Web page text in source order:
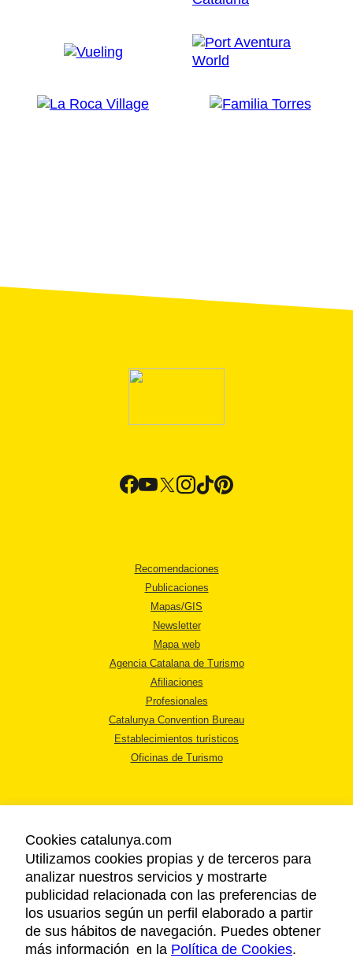
Recomendaciones
Publicaciones
Mapas/GIS
Newsletter
Mapa web
Agencia Catalana de Turismo
Afiliaciones
Profesionales
Catalunya Convention Bureau
Establecimientos turísticos
Oficinas de Turismo
AVISO LEGAL
POLÍTICA DE PRIVACIDAD
COOKIES
ACCESSIBILIDAD
Cookies catalunya.com
Utilizamos cookies propias y de terceros para
analizar nuestros servicios y mostrarte
publicidad relacionada con las preferencias de
los usuarios según un perfil elaborado a partir
de sus hábitos de navegación. Puedes obtener
más información en la Política de Cookies.